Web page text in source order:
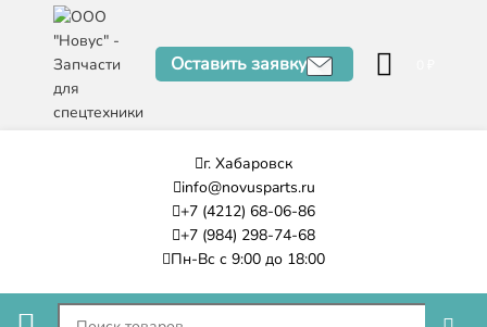
Оставить заявку
г. Хабаровск
info@novusparts.ru
+7 (4212) 68-06-86
+7 (984) 298-74-68
Пн-Вс с 9:00 до 18:00